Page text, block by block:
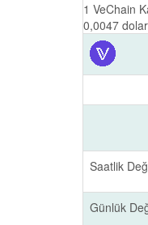
1 VeChain
0,0047
Saatlik
Günlük